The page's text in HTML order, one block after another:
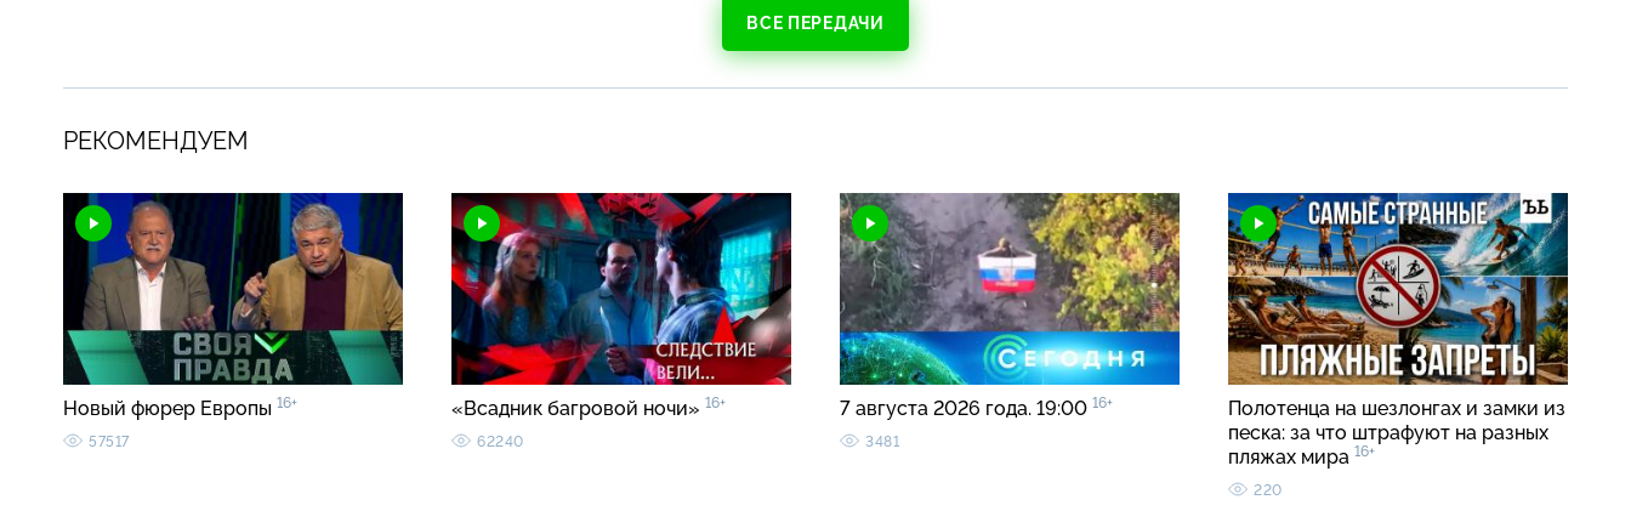
ВСЕ ПЕРЕДАЧИ
РЕКОМЕНДУЕМ
Новый фюрер Европы 16+
57517
«Всадник багровой ночи» 16+
62240
7 августа 2026 года. 19:00 16+
3481
Полотенца на шезлонгах и замки из
песка: за что штрафуют на разных
пляжах мира 16+
220